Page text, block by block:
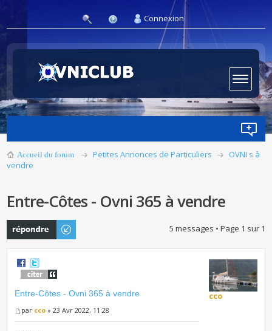
Connexion
Accueil du forum Petites Annonces de Particuliers
OVNI s à
vendre
Entre-Côtes - Ovni 365 à vendre
Publier une
réponse
5 messages • Page 1 sur 1
Entre-Côtes - Ovni 365 à vendre
par cco » 23 Avr 2022, 11:28
cco